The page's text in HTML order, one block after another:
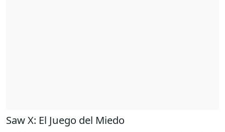
Saw X: El Juego del Miedo